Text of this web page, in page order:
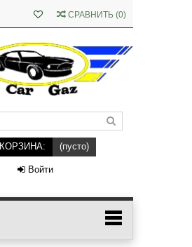
СРАВНИТЬ (0)
КОРЗИНА: (пусто)
Войти